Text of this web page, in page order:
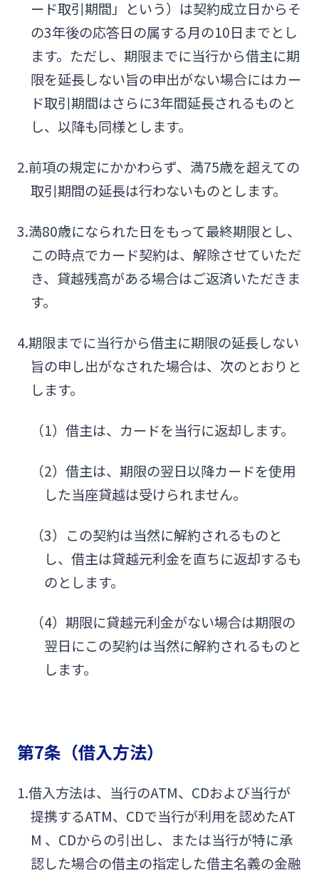
ード取引期間」という）は契約成立日からそ
の3年後の応答日の属する月の10日までとし
ます。ただし、期限までに当行から借主に期
限を延長しない旨の申出がない場合にはカー
ド取引期間はさらに3年間延長されるものと
し、以降も同様とします。
2.前項の規定にかかわらず、満75歳を超えての
取引期間の延長は行わないものとします。
3.満80歳になられた日をもって最終期限とし、
この時点でカード契約は、解除させていただ
き、貸越残高がある場合はご返済いただきま
す。
4.期限までに当行から借主に期限の延長しない
旨の申し出がなされた場合は、次のとおりと
します。
（1）借主は、カードを当行に返却します。
（2）借主は、期限の翌日以降カードを使用
した当座貸越は受けられません。
（3）この契約は当然に解約されるものと
し、借主は貸越元利金を直ちに返却するも
のとします。
（4）期限に貸越元利金がない場合は期限の
翌日にこの契約は当然に解約されるものと
します。
第7条（借入方法）
1.借入方法は、当行のATM、CDおよび当行が
提携するATM、CDで当行が利用を認めたAT
M 、CDからの引出し、または当行が特に承
認した場合の借主の指定した借主名義の金融